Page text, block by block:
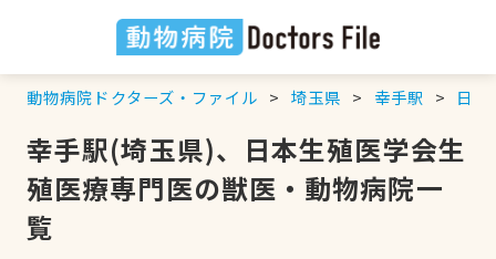
動物病院ドクターズ・ファイル 埼玉県 幸手駅 日本
幸手駅(埼玉県)、日本生殖医学会生
殖医療専門医の獣医・動物病院一
覧